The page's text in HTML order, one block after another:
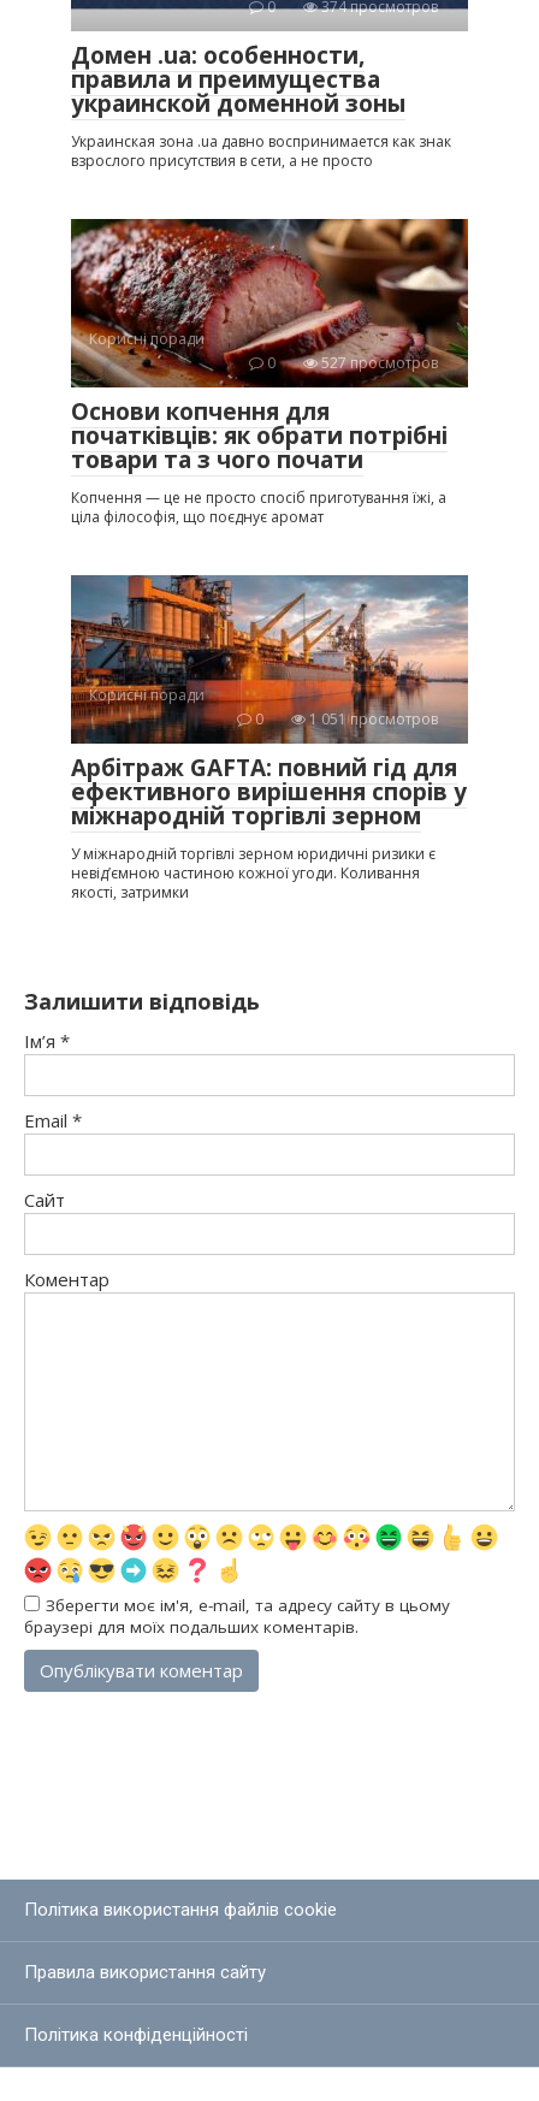
0
374 просмотров
Домен .ua: особенности,
правила и преимущества
украинской доменной зоны
Украинская зона .ua давно воспринимается как знак
взрослого присутствия в сети, а не просто
Корисні поради
0
527 просмотров
Основи копчення для
початківців: як обрати потрібні
товари та з чого почати
Копчення — це не просто спосіб приготування їжі, а
ціла філософія, що поєднує аромат
Корисні поради
0
1 051 просмотров
Арбітраж GAFTA: повний гід для
ефективного вирішення спорів у
міжнародній торгівлі зерном
У міжнародній торгівлі зерном юридичні ризики є
невід’ємною частиною кожної угоди. Коливання
якості, затримки
Залишити відповідь
Ім’я *
Email *
Сайт
Коментар
Зберегти моє ім'я, e-mail, та адресу сайту в цьому
браузері для моїх подальших коментарів.
Політика використання файлів cookie
Правила використання сайту
Політика конфіденційності